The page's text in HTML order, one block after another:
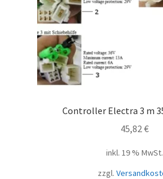
Controller Electra 3 m
45,82€
inkl. 19 % MwSt.
zzgl.